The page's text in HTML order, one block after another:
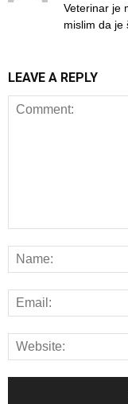
Veterinar je
mislim da je
LEAVE A REPLY